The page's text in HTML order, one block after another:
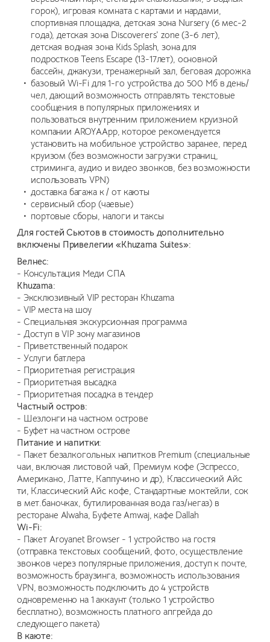
горок), игровая комната с картами и нардами,
спортивная площадка, детская зона Nursery (6 мес-2
года), детская зона Discoverers' zone (3-6 лет),
детская водная зона Kids Splash, зона для
подростков Teens Escape (13-17лет), основной
бассейн, джакузи, тренажерный зал, беговая дорожка
базовый Wi-Fi для 1-го устройства до 500 Мб в день/
чел, дающий возможность отправлять текстовые
сообщения в популярных приложениях и
пользоваться внутренним приложением круизной
компании AROYAApp, которое рекомендуется
установить на мобильное устройство заранее, перед
круизом (без возможности загрузки страниц,
стриминга, аудио и видео звонков, без возможности
использовать VPN)
доставка багажа к / от каюты
сервисный сбор (чаевые)
портовые сборы, налоги и таксы
Для гостей Сьютов в стоимость дополнительно
включены Привелегии «Khuzama Suites»​:
Велнес:
- Консультация Меди СПА
Khuzama:
- Эксклюзивный VIP ресторан Khuzama
- VIP места на шоу
- Специальная экскурсионная программа
- Доступ в VIP зону магазинов
- Приветственный подарок
- Услуги батлера
- Приоритетная регистрация
- Приоритетная высадка
- Приоритетная посадка в тендер
Частный остров:
- Шезлонги на частном острове
- Буфет на частном острове
Питание и напитки:
- Пакет безалкогольных напитков Premium (специальные
чаи, включая листовой чай, Премиум кофе (Эспрессо,
Американо, Латте, Каппучино и др), Классический Айс
ти, Классический Айс кофе, Стандартные моктейли, сок
в мет.баночках, бутилированная вода газ/негаз) в
ресторане Alwaha, Буфете Amwaj, кафе Dallah
Wi-Fi:
- Пакет Aroyanet Browser - 1 устройство на гостя
(отправка текстовых сообщений, фото, осуществление
звонков через популярные приложения, доступ к почте,
возможность браузинга, возможность использования
VPN, возможность подключить до 4 устройств
одновременно на 1 аккаунт (только 1 устройство
бесплатно), возможность платного апгрейда до
следующего пакета)
В каюте: